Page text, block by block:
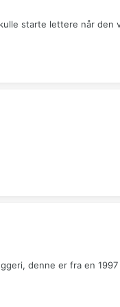
starte lettere når den
denne er fra en